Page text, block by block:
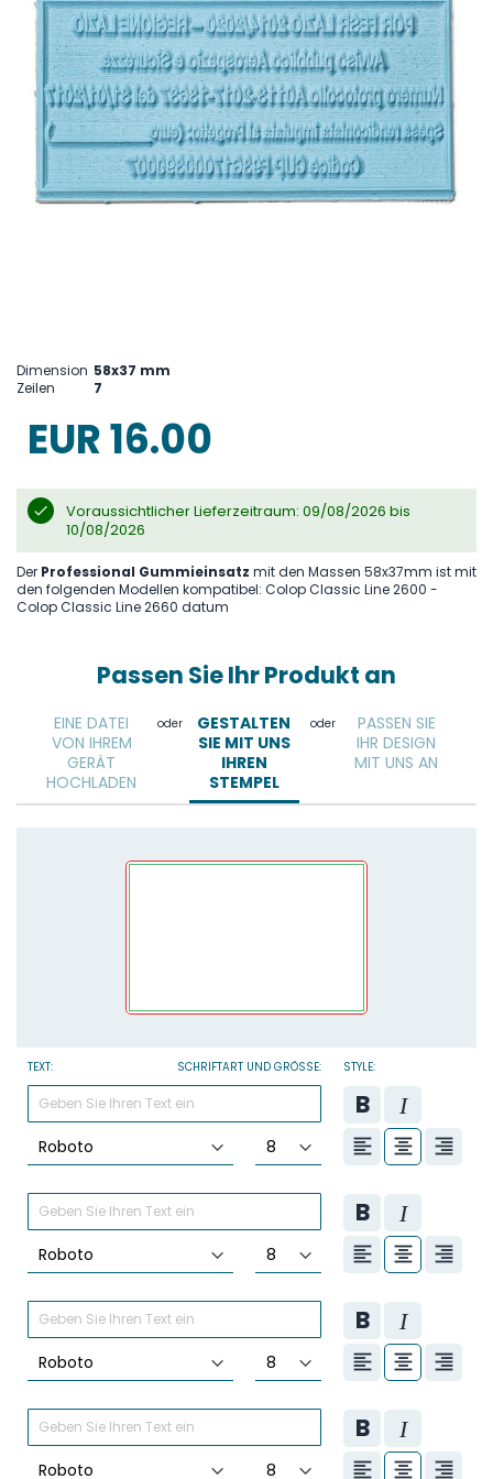
the
beginning
the
images
gallery
Dimension 58x37 mm
Zeilen
7
EUR 16.00
Voraussichtlicher Lieferzeitraum: 09/08/2026 bis
10/08/2026
Der Professional Gummieinsatz mit den Massen 58x37mm ist mit
den folgenden Modellen kompatibel: Colop Classic Line 2600 -
Colop Classic Line 2660 datum
Passen Sie Ihr Produkt an
EINE DATEI
VON IHREM
GERÄT
HOCHLADEN
oder
GESTALTEN
SIE MIT UNS
IHREN
STEMPEL
TEXT: SCHRIFTART UND GRÖSSE: STYLE:
oder
PASSEN SIE
IHR DESIGN
MIT UNS AN